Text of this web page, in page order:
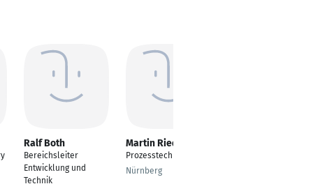
Ralf Both
Bereichsleiter
Entwicklung und
Technik
Martin Riedl
Prozesstechnologe
Nürnberg